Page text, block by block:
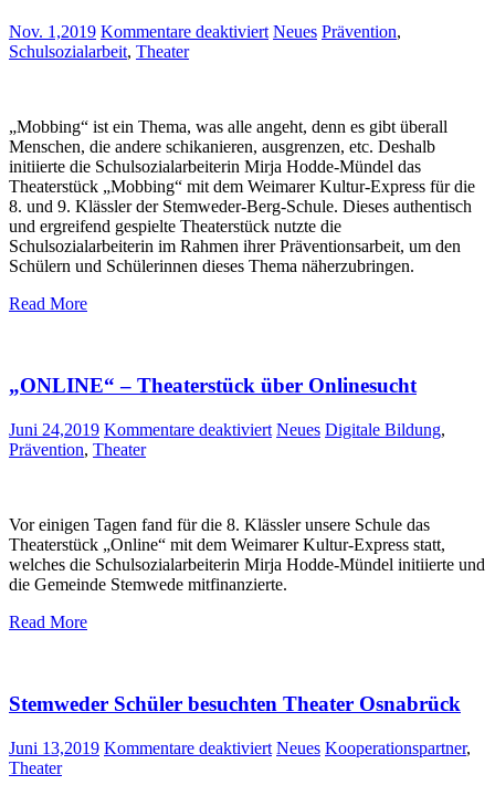
Nov. 1,2019 Kommentare deaktiviertfür
was
an?“
–
Präventives
Theaterstück
Neues Prävention,
Schulsozialarbeit, Theater
„Mobbing“ ist ein Thema, was alle angeht, denn es gibt überall
Menschen, die andere schikanieren, ausgrenzen, etc. Deshalb
initiierte die Schulsozialarbeiterin Mirja Hodde-Mündel das
Theaterstück „Mobbing“ mit dem Weimarer Kultur-Express für die
8. und 9. Klässler der Stemweder-Berg-Schule. Dieses authentisch
und ergreifend gespielte Theaterstück nutzte die
Schulsozialarbeiterin im Rahmen ihrer Präventionsarbeit, um den
Schülern und Schülerinnen dieses Thema näherzubringen.
Read More
„ONLINE“ – Theaterstück über Onlinesucht
Juni 24,2019 Kommentare deaktiviertfür
Onlinesucht
Neues Digitale Bildung,
Prävention, Theater
Vor einigen Tagen fand für die 8. Klässler unsere Schule das
Theaterstück „Online“ mit dem Weimarer Kultur-Express statt,
welches die Schulsozialarbeiterin Mirja Hodde-Mündel initiierte und
die Gemeinde Stemwede mitfinanzierte.
Read More
Stemweder Schüler besuchten Theater Osnabrück
Juni 13,2019 Kommentare deaktiviertfür
Neues Kooperationspartner,
Theater